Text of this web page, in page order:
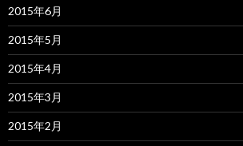
2015年6月
2015年5月
2015年4月
2015年3月
2015年2月